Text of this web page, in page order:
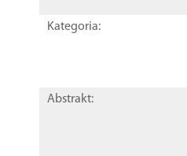
Kategoria:
Abstrakt: